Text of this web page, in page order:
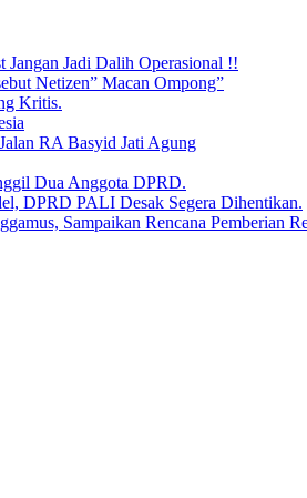
Jadi Dalih Operasional !!
Netizen” Macan Ompong”
Kritis.
RA Basyid Jati Agung
Dua Anggota DPRD.
DPRD PALI Desak Segera Dihentikan.
Sampaikan Rencana Pemberian